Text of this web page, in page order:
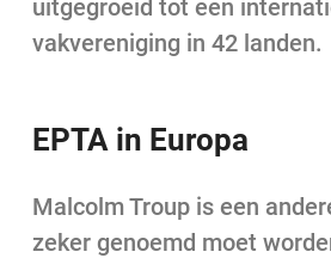
uitgegroeid tot een
vakvereniging in 42 landen.
EPTA in Europa
Malcolm Troup is een
zeker genoemd moet